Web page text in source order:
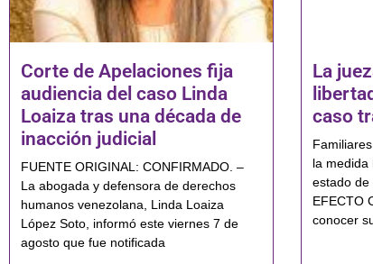
Corte de Apelaciones fija
audiencia del caso Linda
Loaiza tras una década de
inacción judicial
FUENTE ORIGINAL: CONFIRMADO. –
La abogada y defensora de derechos
humanos venezolana, Linda Loaiza
López Soto, informó este viernes 7 de
agosto que fue notificada
La
caso
la medida
estado de
EFECTO
conocer